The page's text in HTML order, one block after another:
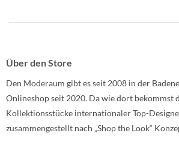
Über den Store
Den Moderaum gibt es seit 2008 in der
Onlineshop seit 2020. Da wie dort bekommst
Kollektionsstücke internationaler Top-
zusammengestellt nach „Shop the Look“